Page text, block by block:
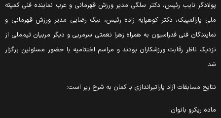
نایب رئیس، دکتر سلگی مدیر ورزش قهرمانی و عرب نماینده فنی کمیته
پارالمپیک، دکتر کوهپایه زاده رئیس، بیگ رضایی مدیر ورزش قهرمانی و
فنی فدراسیون به همراه زهرا نعمتی سرمربی و دیگر مربیان تیم‌ملی از
ناظر رقابت ورزشکاران بودند و مراسم اختتامیه با حضور مسئولین برگزار
مسابقات آزاد پاراتیراندازی با کمان به شرح زیر است:
ریکرو بانوان: